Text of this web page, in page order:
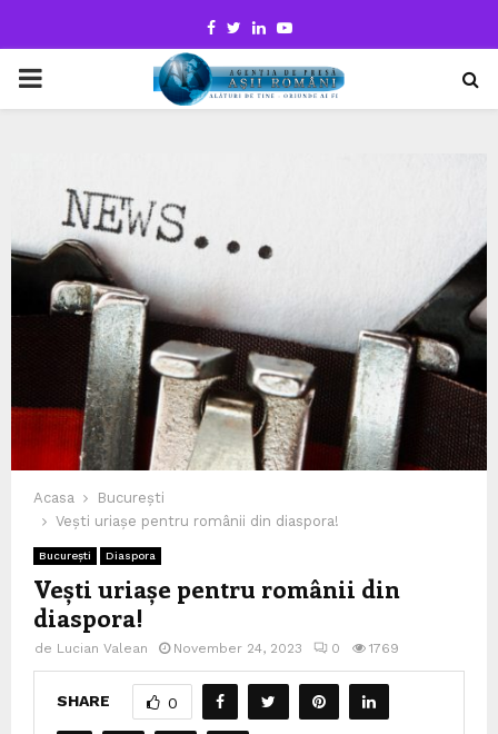
Facebook
TwitterLinkedinYoutube
PRIMARY
Acasa
București
Vești uriașe pentru românii din diaspora!
București Diaspora
Vești uriașe pentru românii din
diaspora!
de Lucian Valean November 24, 2023 0 1769
SHARE 0